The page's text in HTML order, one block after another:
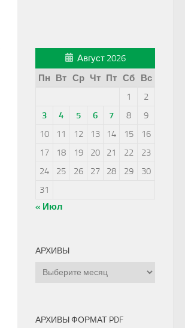
Август 2026
Пн
Вт Ср Чт Пт Сб
Вс
1
2
3
4 5 6 7 8
9
10
11 12 13 14 15
16
17
18 19 20 21 22
23
24
25 26 27 28 29
30
31
« Июл
АРХИВЫ
Архивы
АРХИВЫ ФОРМАТ PDF